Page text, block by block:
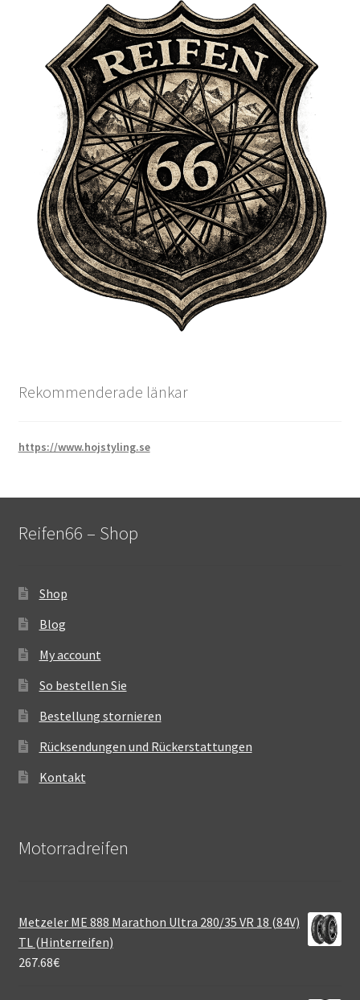
Rekommenderade länkar
https://www.hojstyling.se
Reifen66 – Shop
Shop
Blog
My account
So bestellen Sie
Bestellung stornieren
Rücksendungen und Rückerstattungen
Kontakt
Motorradreifen
Metzeler ME 888 Marathon Ultra 280/35 VR 18 (84V)
TL (Hinterreifen)
267.68€